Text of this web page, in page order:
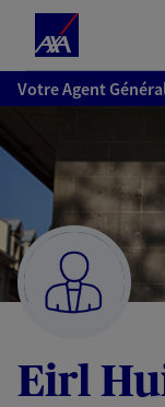
Votre Agent
Eirl